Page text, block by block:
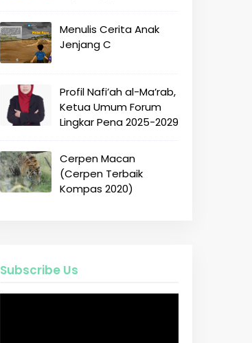
Menulis Cerita Anak
Jenjang C
Profil Nafi’ah al-Ma’rab,
Ketua Umum Forum
Lingkar Pena 2025-2029
Cerpen Macan
(Cerpen Terbaik
Kompas 2020)
Subscribe Us